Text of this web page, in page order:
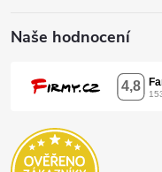
Naše hodnocení